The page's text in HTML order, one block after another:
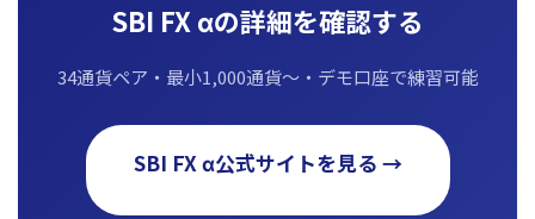
SBI FX αの詳細を確認する
34通貨ペア・最小1,000通貨〜・デモ口座で練習可能
SBI FX α公式サイトを見る →